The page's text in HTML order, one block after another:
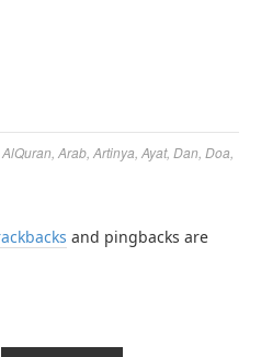
AlQuran Arab Artinya Ayat, Dan Doa
and pingbacks are